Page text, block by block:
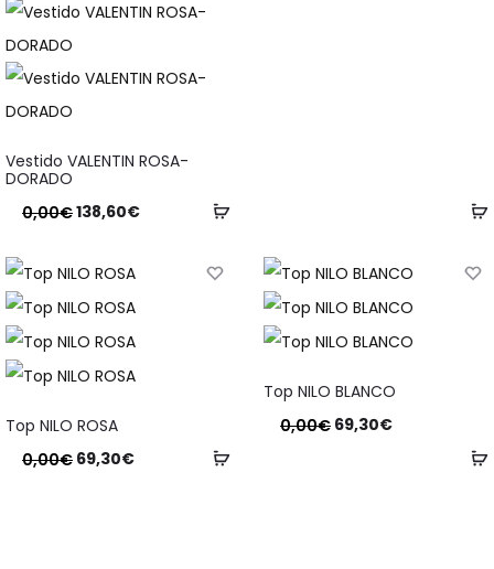
Vestido VALENTIN ROSA-
DORADO
0,00€138,60€
Top NILO ROSA
0,00€ 69,30€
Top NILO BLANCO
0,00€ 69,30€